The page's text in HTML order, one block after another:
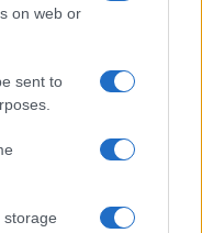
on web or
sent to
storage
attimi di